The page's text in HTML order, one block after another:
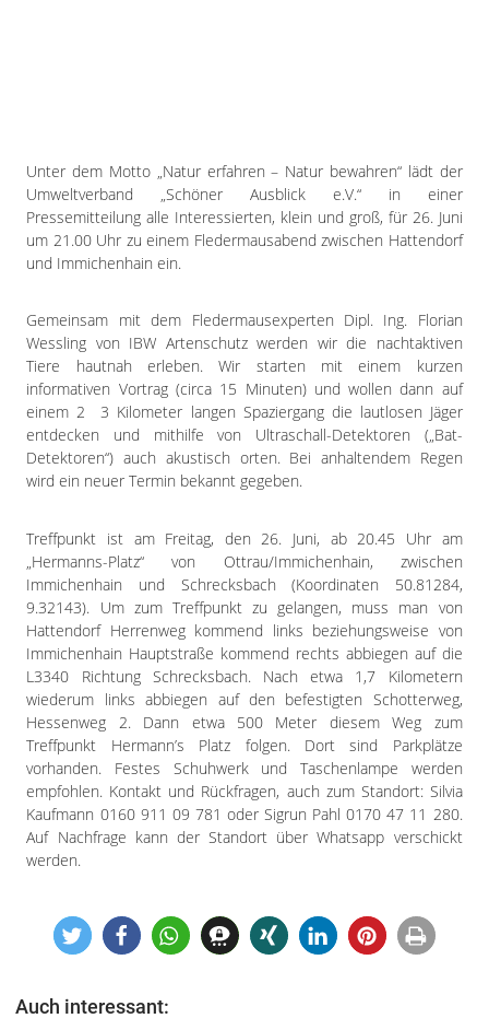
Schwalm
Fulda
Gießen
Impressum
Datenschutzerklärung
Unter dem Motto „Natur erfahren – Natur bewahren“ lädt der
Umweltverband „Schöner Ausblick e.V.“ in einer
Pressemitteilung alle Interessierten, klein und groß, für 26. Juni
um 21.00 Uhr zu einem Fledermausabend zwischen Hattendorf
und Immichenhain ein.
Gemeinsam mit dem Fledermausexperten Dipl. Ing. Florian
Wessling von IBW Artenschutz werden wir die nachtaktiven
Tiere hautnah erleben. Wir starten mit einem kurzen
informativen Vortrag (circa 15 Minuten) und wollen dann auf
einem 2 3 Kilometer langen Spaziergang die lautlosen Jäger
entdecken und mithilfe von Ultraschall-Detektoren („Bat-
Detektoren“) auch akustisch orten. Bei anhaltendem Regen
wird ein neuer Termin bekannt gegeben.
Treffpunkt ist am Freitag, den 26. Juni, ab 20.45 Uhr am
„Hermanns-Platz“ von Ottrau/Immichenhain, zwischen
Immichenhain und Schrecksbach (Koordinaten 50.81284,
9.32143). Um zum Treffpunkt zu gelangen, muss man von
Hattendorf Herrenweg kommend links beziehungsweise von
Immichenhain Hauptstraße kommend rechts abbiegen auf die
L3340 Richtung Schrecksbach. Nach etwa 1,7 Kilometern
wiederum links abbiegen auf den befestigten Schotterweg,
Hessenweg 2. Dann etwa 500 Meter diesem Weg zum
Treffpunkt Hermann’s Platz folgen. Dort sind Parkplätze
vorhanden. Festes Schuhwerk und Taschenlampe werden
empfohlen. Kontakt und Rückfragen, auch zum Standort: Silvia
Kaufmann 0160 911 09 781 oder Sigrun Pahl 0170 47 11 280.
Auf Nachfrage kann der Standort über Whatsapp verschickt
werden.
Auch interessant: